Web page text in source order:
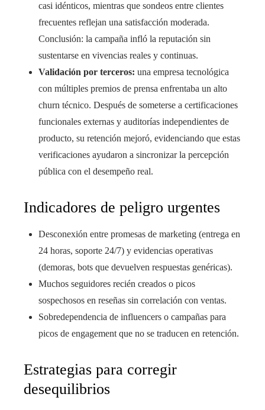
casi idénticos, mientras que sondeos entre clientes
frecuentes reflejan una satisfacción moderada.
Conclusión: la campaña infló la reputación sin
sustentarse en vivencias reales y continuas.
Validación por terceros: una empresa tecnológica
con múltiples premios de prensa enfrentaba un alto
churn técnico. Después de someterse a certificaciones
funcionales externas y auditorías independientes de
producto, su retención mejoró, evidenciando que estas
verificaciones ayudaron a sincronizar la percepción
pública con el desempeño real.
Indicadores de peligro urgentes
Desconexión entre promesas de marketing (entrega en
24 horas, soporte 24/7) y evidencias operativas
(demoras, bots que devuelven respuestas genéricas).
Muchos seguidores recién creados o picos
sospechosos en reseñas sin correlación con ventas.
Sobredependencia de influencers o campañas para
picos de engagement que no se traducen en retención.
Estrategias para corregir
desequilibrios